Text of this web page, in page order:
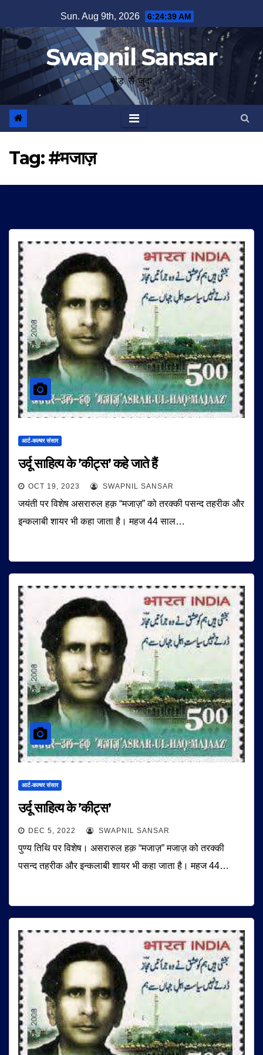
to
content
Sun. Aug 9th, 2026 6:24:40 AM
Swapnil Sansar
भीड़ से जुदा
Tag:#मजाज़
आर्ट-कल्चर संसार
उर्दू साहित्य के ’कीट्स’ कहे जाते हैं
OCT 19, 2023 SWAPNIL SANSAR
जयंती पर विशेष असरारुल हक़ “मजाज़” को तरक्की पसन्द तहरीक और
इन्कलाबी शायर भी कहा जाता है। महज 44 साल…
आर्ट-कल्चर संसार
उर्दू साहित्य के ’कीट्स’
DEC 5, 2022 SWAPNIL SANSAR
पुण्य तिथि पर विशेष। असरारुल हक़ “मजाज़” मजाज़ को तरक्की
पसन्द तहरीक और इन्कलाबी शायर भी कहा जाता है। महज 44…